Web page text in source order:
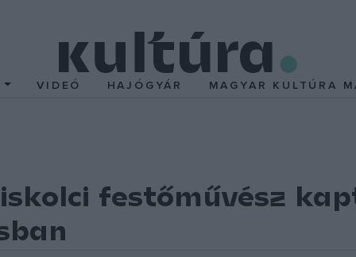
VIDEÓ HAJÓGYÁR MAGYAR KULTÚRA
festőművész